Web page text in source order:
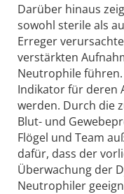
Darüber hinaus
sowohl sterile als
Erreger
verstärkten
Neutrophile
Indikator für deren
werden. Durch die
Blut- und
Flögel und Team
dafür, dass der
Überwachung der
Neutrophiler